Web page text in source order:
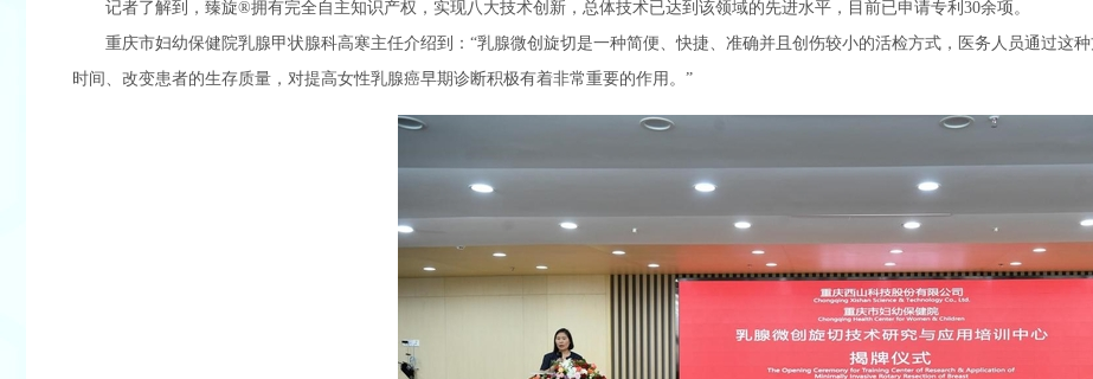
记者了解到，臻旋®拥有完全自主知识产权，实现八大技术创新，总体技术已达到该领域的先进水平，目前已申请专利30余项。
重庆市妇幼保健院乳腺甲状腺科高寒主任介绍到：“乳腺微创旋切是一种简便、快捷、准确并且创伤较小的活检方式，医务人员通过这
时间、改变患者的生存质量，对提高女性乳腺癌早期诊断积极有着非常重要的作用。”